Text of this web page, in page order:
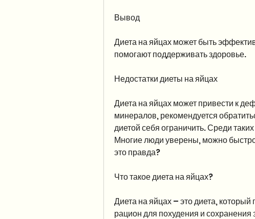
Вывод
Диета на яйцах может быть
помогают поддерживать здоровье.
Недостатки диеты на яйцах
Диета на яйцах может привести к
минералов, рекомендуется
диетой себя ограничить. Среди
Многие люди уверены, можно
это правда?
Что такое диета на яйцах?
Диета на яйцах – это диета,
рацион для похудения и сохранения